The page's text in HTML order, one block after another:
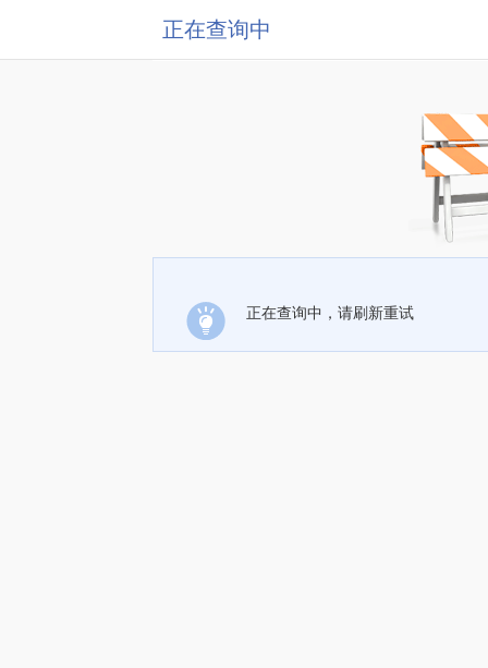
正在查询中
正在查询中，请刷新重试